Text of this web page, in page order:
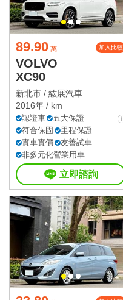
89.90 萬 加入比較
VOLVO
XC90
新北市 / 紘展汽車
2016年 / km
認證車
五大保證
符合保固
里程保證
實車實價
友善試車
非多元化營業用車
立即諮詢